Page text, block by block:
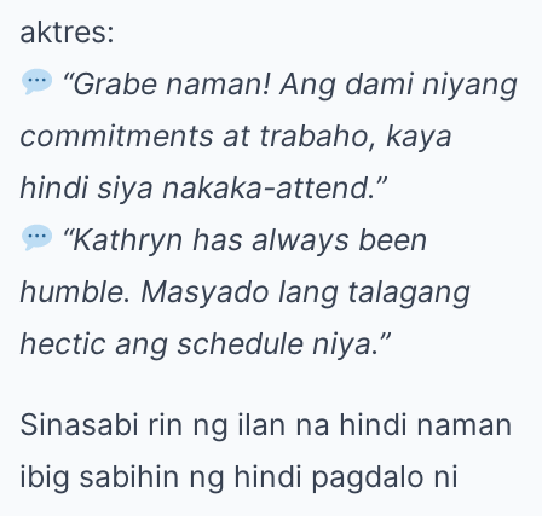
aktres:
“Grabe naman! Ang dami niyang
commitments at trabaho, kaya
hindi siya nakaka-attend.”
“Kathryn has always been
humble. Masyado lang talagang
hectic ang schedule niya.”
Sinasabi rin ng ilan na hindi naman
ibig sabihin ng hindi pagdalo ni